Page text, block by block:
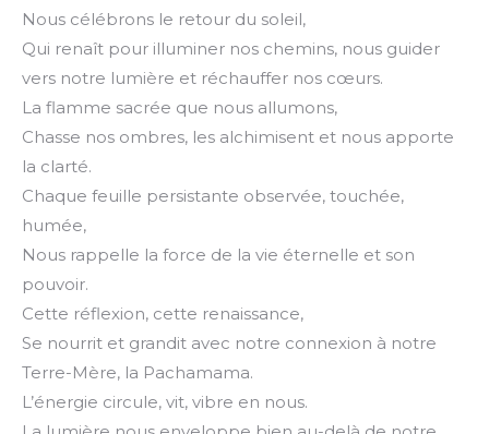
Nous célébrons le retour du soleil,
Qui renaît pour illuminer nos chemins, nous guider
vers notre lumière et réchauffer nos cœurs.
La flamme sacrée que nous allumons,
Chasse nos ombres, les alchimisent et nous apporte
la clarté.
Chaque feuille persistante observée, touchée,
humée,
Nous rappelle la force de la vie éternelle et son
pouvoir.
Cette réflexion, cette renaissance,
Se nourrit et grandit avec notre connexion à notre
Terre-Mère, la Pachamama.
L’énergie circule, vit, vibre en nous.